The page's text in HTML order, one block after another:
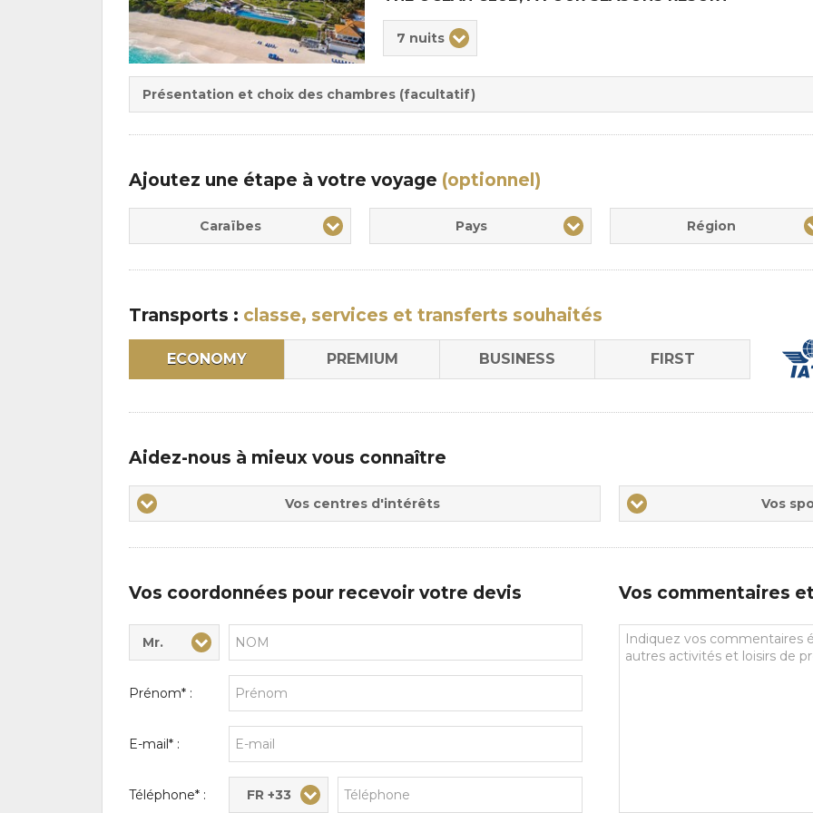
pension
:
:
7 nuits
Présentation et choix des chambres (facultatif)
Ajoutez une étape à votre voyage (optionnel)
Caraïbes Pays Région
Transports : classe, services et transferts souhaités
ECONOMY PREMIUM BUSINESS FIRST
Aidez-nous à mieux vous connaître
Vos
centres
Vos centres d'intérêts
Vos
sports
Vos
Vos coordonnées pour recevoir votre devis
Civilité* :
Mr.
Nom* :
Prénom* :
E-mail* :
Téléphone* : FR +33
Vos commentaires
Vos
commentaires